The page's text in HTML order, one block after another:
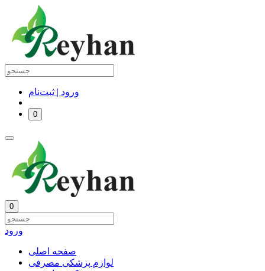
ورود | ثبت‌نام
0
0
ورود
صفحه اصلی
لوازم پزشکی مصرفی